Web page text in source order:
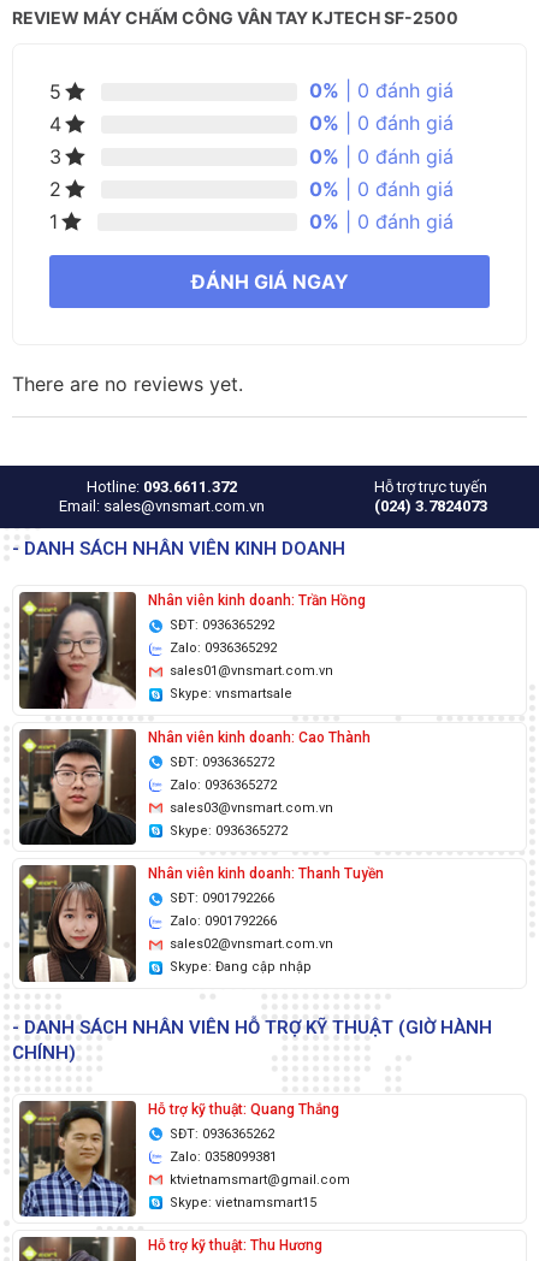
REVIEW MÁY CHẤM CÔNG VÂN TAY KJTECH SF-2500
5 0% | 0 đánh giá
4
0% | 0 đánh giá
3
0% | 0 đánh giá
2
0% | 0 đánh giá
1
0% | 0 đánh giá
ĐÁNH GIÁ NGAY
There are no reviews yet.
Hotline: 093.6611.372
Email: sales@vnsmart.com.vn
Hỗ trợ trực tuyến
(024) 3.7824073
- DANH SÁCH NHÂN VIÊN KINH DOANH
Nhân viên kinh doanh: Trần Hồng
SĐT: 0936365292
Zalo: 0936365292
sales01@vnsmart.com.vn
Skype: vnsmartsale
Nhân viên kinh doanh: Cao Thành
SĐT: 0936365272
Zalo: 0936365272
sales03@vnsmart.com.vn
Skype: 0936365272
Nhân viên kinh doanh: Thanh Tuyền
SĐT: 0901792266
Zalo: 0901792266
sales02@vnsmart.com.vn
Skype: Đang cập nhập
- DANH SÁCH NHÂN VIÊN HỖ TRỢ KỸ THUẬT (GIỜ HÀNH
CHÍNH)
Hỗ trợ kỹ thuật: Quang Thắng
SĐT: 0936365262
Zalo: 0358099381
ktvietnamsmart@gmail.com
Skype: vietnamsmart15
Hỗ trợ kỹ thuật: Thu Hương